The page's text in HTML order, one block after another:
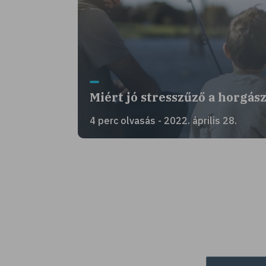
Miért jó stresszűző a
4 perc olvasás - 2022. április 28.